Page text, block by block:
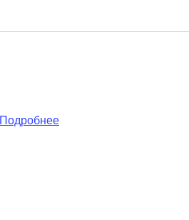
Подробнее